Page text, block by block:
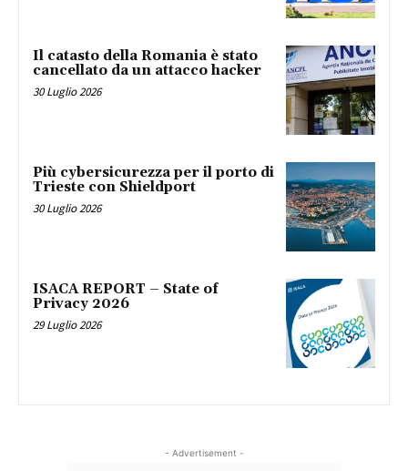
Il catasto della Romania è stato
cancellato da un attacco hacker
30 Luglio 2026
Più cybersicurezza per il porto di
Trieste con Shieldport
30 Luglio 2026
ISACA REPORT – State of
Privacy 2026
29 Luglio 2026
- Advertisement -